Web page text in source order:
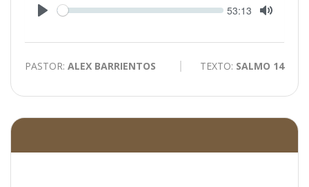
Play
Seek Current
time
53:13
PASTOR: ALEX BARRIENTOS TEXTO: SALMO 14